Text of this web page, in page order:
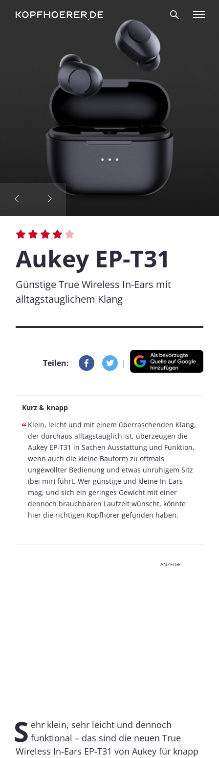
Aukey EP-T31
Günstige True Wireless In-Ears mit
alltagstauglichem Klang
Teilen: |
Kurz & knapp
Klein, leicht und mit einem überraschenden Klang,
der durchaus alltagstauglich ist, überzeugen die
Aukey EP-T31 in Sachen Ausstattung und Funktion,
wenn auch die kleine Bauform zu oftmals
ungewollter Bedienung und etwas unruhigem Sitz
(bei mir) führt. Wer günstige und kleine In-Ears
mag, und sich ein geringes Gewicht mit einer
dennoch brauchbaren Laufzeit wünscht, könnte
hier die richtigen Kopfhörer gefunden haben.
ANZEIGE
S ehr klein, sehr leicht und dennoch
funktional – das sind die neuen True
Wireless In-Ears EP-T31 von Aukey für knapp